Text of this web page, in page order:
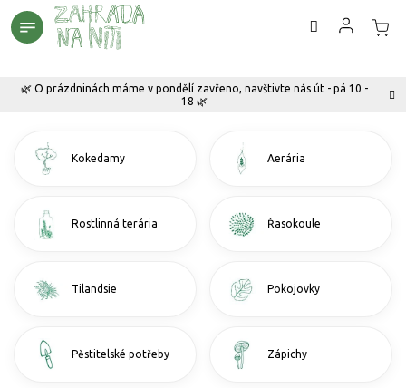
Přejít
na
🌿 O prázdninách máme v pondělí zavřeno, navštivte nás út - pá 10 -
18 🌿
Kokedamy Aerária
Rostlinná terária Řasokoule
Tilandsie Pokojovky
Pěstitelské potřeby Zápichy